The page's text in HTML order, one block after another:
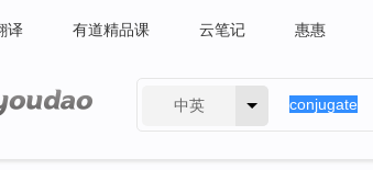
译 有道精品课 云笔记 惠惠
中英